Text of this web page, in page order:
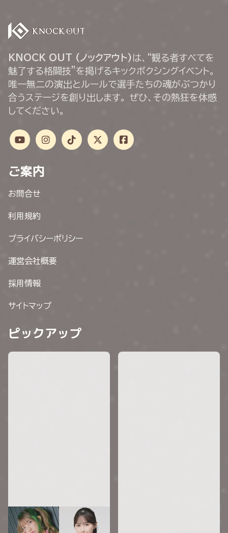
KNOCK OUT (ノックアウト) は、“観る者すべてを
魅了する格闘技”を掲げるキックボクシングイベント。
唯一無二の演出とルールで選手たちの魂がぶつかり
合うステージを創り出します。 ぜひ、その熱狂を体感
してください。
ご案内
お問合せ
利用規約
プライバシーポリシー
運営会社概要
採用情報
サイトマップ
ピックアップ